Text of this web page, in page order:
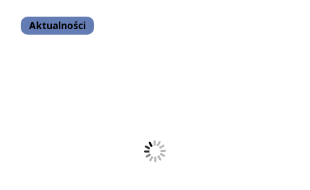
Aktualności